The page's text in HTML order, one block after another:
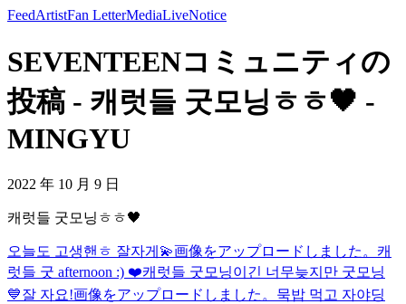
FeedArtistFan LetterMediaLiveNotice
SEVENTEENコミュニティの
投稿 - 캐럿들 굿모닝ㅎㅎ🖤 -
MINGYU
2022 年 10 月 9 日
캐럿들 굿모닝ㅎㅎ🖤
오늘도 고생핸ㅎ 잘자게💫画像をアップロードしました。 캐
럿들 굿 afternoon :) ❤️캐럿들 굿모닝이긴 너무늦지만 굿모닝
💙잘 자요!画像をアップロードしました。 묵밥 먹고 자야딩